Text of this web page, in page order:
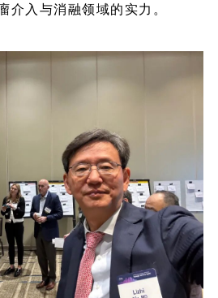
介入与消融领域的实力。